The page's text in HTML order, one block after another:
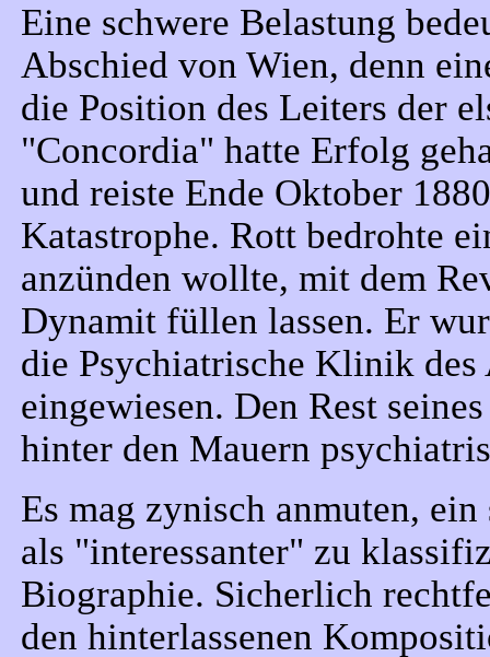
Eine schwere Belastung
Abschied von Wien, denn
die Position des Leiters der
"Concordia" hatte Erfolg
und reiste Ende Oktober
Katastrophe. Rott bedrohte
anzünden wollte, mit dem
Dynamit füllen lassen. Er
die Psychiatrische Klinik
eingewiesen. Den Rest
hinter den Mauern
Es mag zynisch anmuten,
als "interessanter" zu
Biographie. Sicherlich
den hinterlassenen